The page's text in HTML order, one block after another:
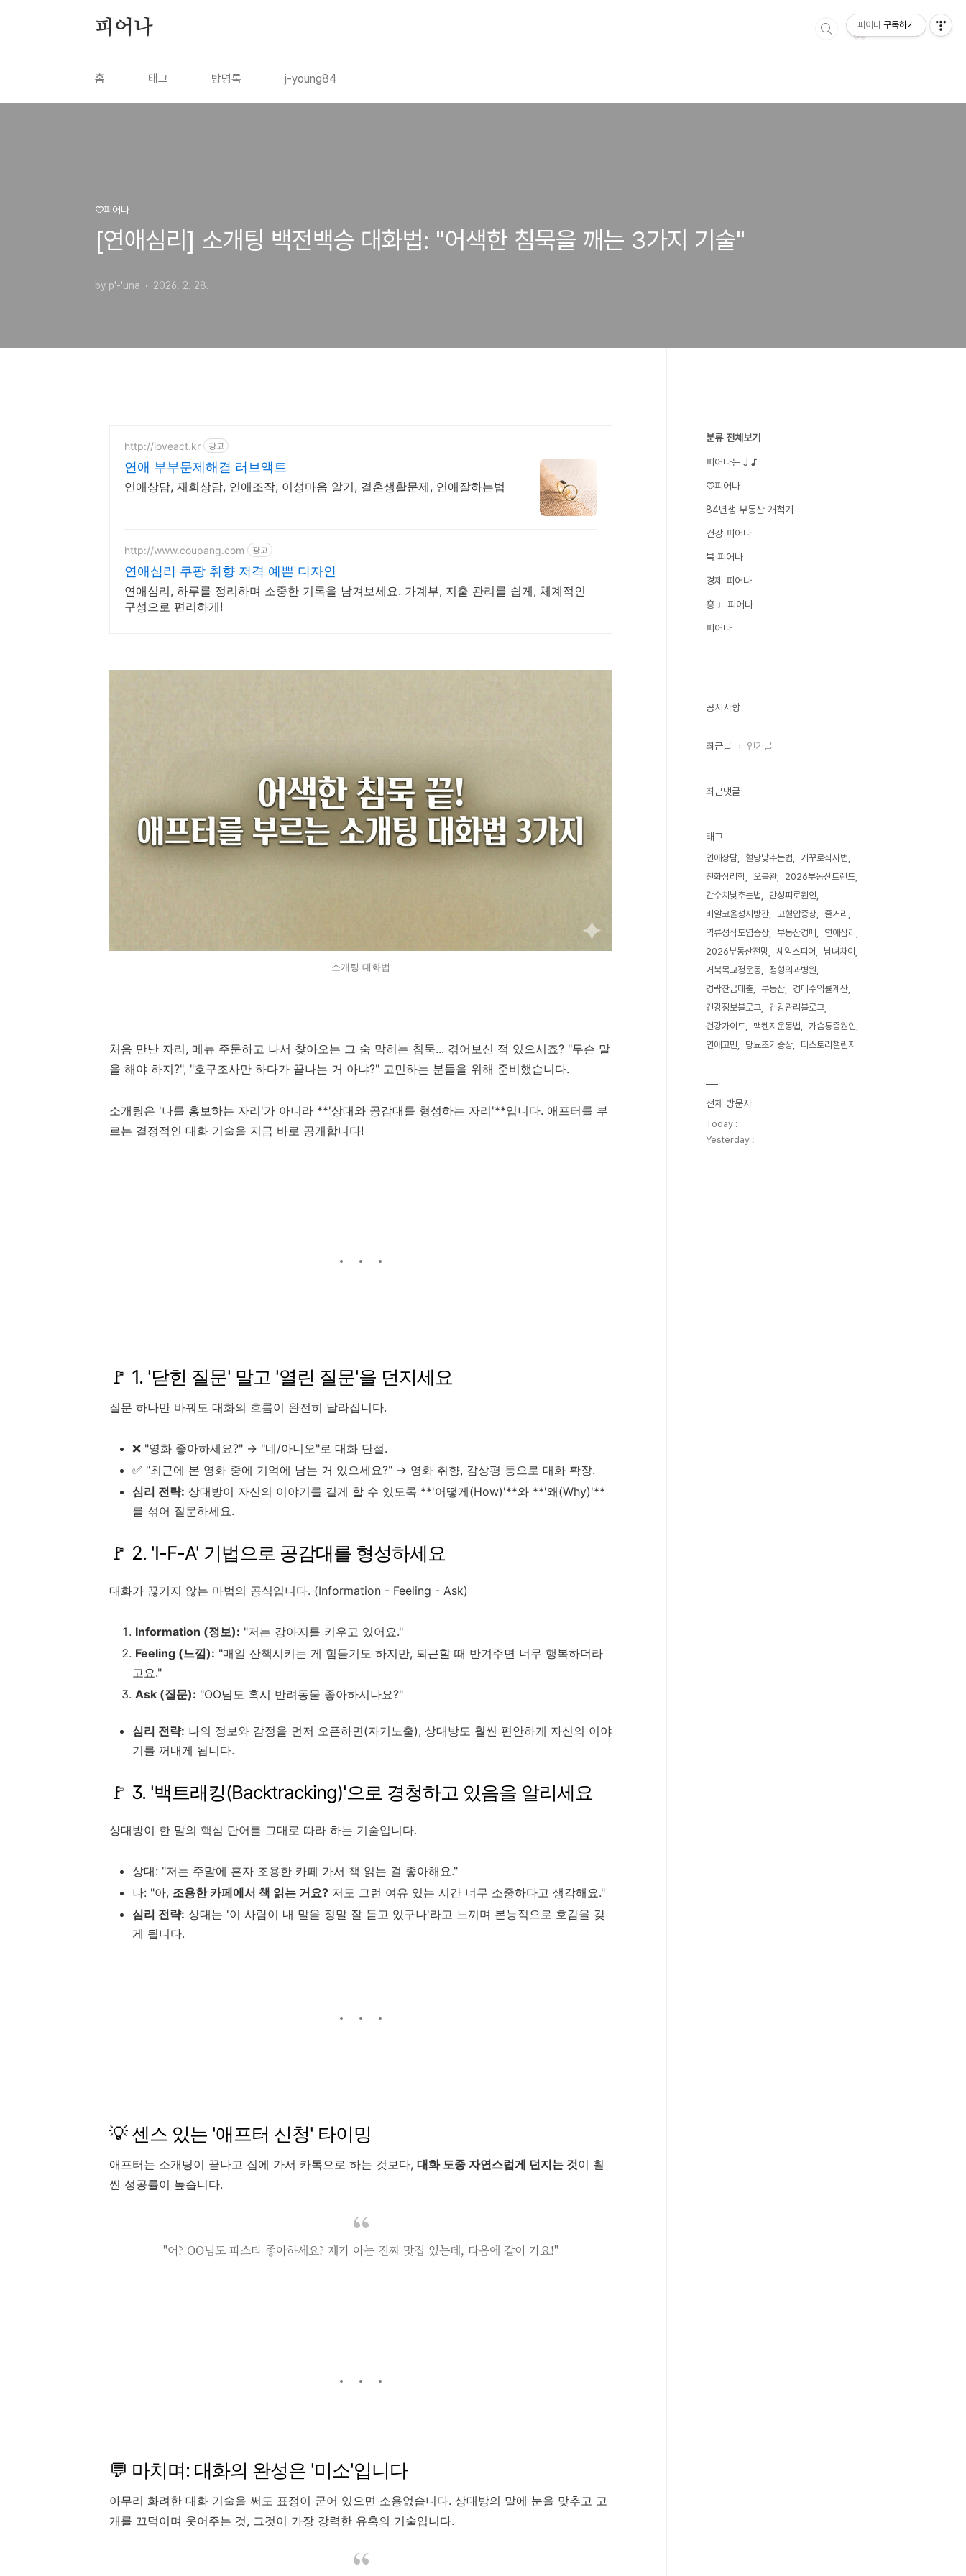
피어나
홈 태그 방명록 j-young84
♡피어나
[연애심리] 소개팅 백전백승 대화법: "어색한 침묵을 깨는 3가지 기술"
by p'-'una 2026. 2. 28.
http://loveact.kr 광고
연애 부부문제해결 러브액트
연애상담, 재회상담, 연애조작, 이성마음 알기, 결혼생활문제, 연애잘하는법
http://www.coupang.com 광고
연애심리 쿠팡 취향 저격 예쁜 디자인
연애심리, 하루를 정리하며 소중한 기록을 남겨보세요. 가계부, 지출 관리를 쉽게, 체계적인
구성으로 편리하게!
소개팅 대화법
처음 만난 자리, 메뉴 주문하고 나서 찾아오는 그 숨 막히는 침묵... 겪어보신 적 있으시죠? "무슨 말
을 해야 하지?", "호구조사만 하다가 끝나는 거 아냐?" 고민하는 분들을 위해 준비했습니다.
소개팅은 '나를 홍보하는 자리'가 아니라 **'상대와 공감대를 형성하는 자리'**입니다. 애프터를 부
르는 결정적인 대화 기술을 지금 바로 공개합니다!
🚩 1. '닫힌 질문' 말고 '열린 질문'을 던지세요
질문 하나만 바꿔도 대화의 흐름이 완전히 달라집니다.
❌ "영화 좋아하세요?" → "네/아니오"로 대화 단절.
✅ "최근에 본 영화 중에 기억에 남는 거 있으세요?" → 영화 취향, 감상평 등으로 대화 확장.
심리 전략: 상대방이 자신의 이야기를 길게 할 수 있도록 **'어떻게(How)'**와 **'왜(Why)'**
를 섞어 질문하세요.
🚩 2. 'I-F-A' 기법으로 공감대를 형성하세요
대화가 끊기지 않는 마법의 공식입니다. (Information - Feeling - Ask)
Information (정보): "저는 강아지를 키우고 있어요."
Feeling (느낌): "매일 산책시키는 게 힘들기도 하지만, 퇴근할 때 반겨주면 너무 행복하더라
고요."
Ask (질문): "OO님도 혹시 반려동물 좋아하시나요?"
심리 전략: 나의 정보와 감정을 먼저 오픈하면(자기노출), 상대방도 훨씬 편안하게 자신의 이야
기를 꺼내게 됩니다.
🚩 3. '백트래킹(Backtracking)'으로 경청하고 있음을 알리세요
상대방이 한 말의 핵심 단어를 그대로 따라 하는 기술입니다.
상대: "저는 주말에 혼자 조용한 카페 가서 책 읽는 걸 좋아해요."
나: "아, 조용한 카페에서 책 읽는 거요? 저도 그런 여유 있는 시간 너무 소중하다고 생각해요."
심리 전략: 상대는 '이 사람이 내 말을 정말 잘 듣고 있구나'라고 느끼며 본능적으로 호감을 갖
게 됩니다.
💡 센스 있는 '애프터 신청' 타이밍
애프터는 소개팅이 끝나고 집에 가서 카톡으로 하는 것보다, 대화 도중 자연스럽게 던지는 것이 훨
씬 성공률이 높습니다.
"어? OO님도 파스타 좋아하세요? 제가 아는 진짜 맛집 있는데, 다음에 같이 가요!"
💬 마치며: 대화의 완성은 '미소'입니다
아무리 화려한 대화 기술을 써도 표정이 굳어 있으면 소용없습니다. 상대방의 말에 눈을 맞추고 고
개를 끄덕이며 웃어주는 것, 그것이 가장 강력한 유혹의 기술입니다.
분류 전체보기
피어나는 J ♪
♡피어나
84년생 부동산 개척기
건강 피어나
북 피어나
경제 피어나
흥 ♩피어나
피어나
공지사항
최근글 인기글
최근댓글
태그
연애상담 혈당낮추는법
거꾸로식사법
진화심리학
오블완
2026부동산트렌드
간수치낮추는법
만성피로원인
비알코올성지방간
고혈압증상
줄거리
역류성식도염증상
부동산경매
연애심리
2026부동산전망
셰익스피어
남녀차이
거북목교정운동
정형외과병원
경락잔금대출
부동산
경매수익률계산
건강정보블로그
건강관리블로그
건강가이드
맥켄지운동법
가슴통증원인
연애고민
당뇨초기증상 티스토리챌린지
전체 방문자
Today :
Yesterday :
피어나 구독하기